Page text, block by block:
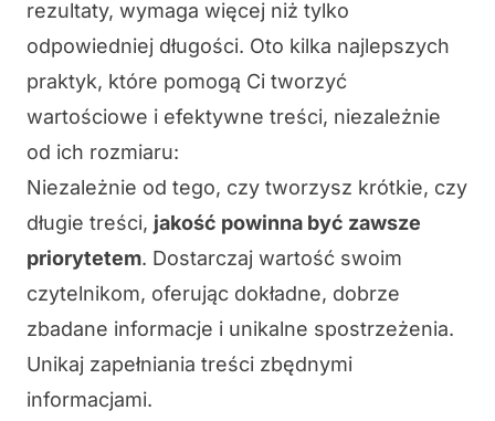
rezultaty, wymaga więcej niż tylko
odpowiedniej długości. Oto kilka najlepszych
praktyk, które pomogą Ci tworzyć
wartościowe i efektywne treści, niezależnie
od ich rozmiaru:
Niezależnie od tego, czy tworzysz krótkie, czy
długie treści, jakość powinna być zawsze
priorytetem. Dostarczaj wartość swoim
czytelnikom, oferując dokładne, dobrze
zbadane informacje i unikalne spostrzeżenia.
Unikaj zapełniania treści zbędnymi
informacjami.